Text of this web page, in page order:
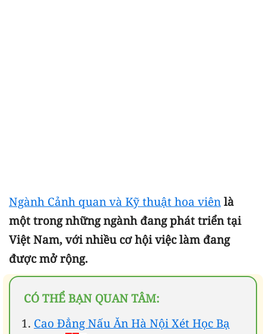
Ngành Cảnh quan và Kỹ thuật hoa viên là
một trong những ngành đang phát triển tại
Việt Nam, với nhiều cơ hội việc làm đang
được mở rộng.
CÓ THỂ BẠN QUAN TÂM:
Cao Đẳng Nấu Ăn Hà Nội Xét Học Bạ